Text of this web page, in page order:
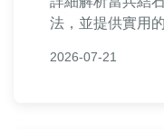
法，並提供實用
答，幫助你從入
2026-07-21